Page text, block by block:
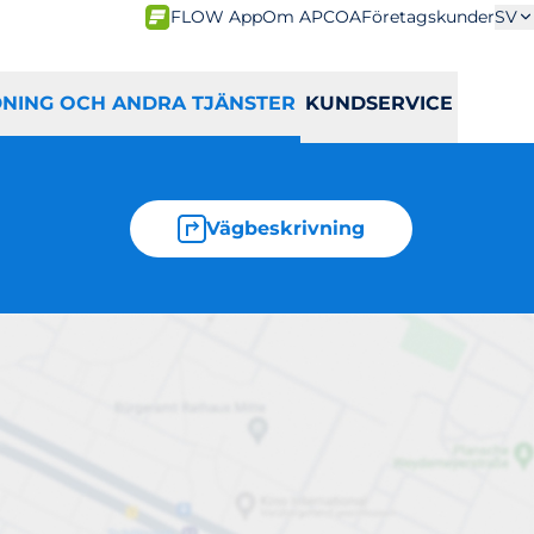
FLOW AppOm APCOAFöretagskunderSV
OCH ANDRA TJÄNSTER KUNDSERVICE
Vägbeskrivning